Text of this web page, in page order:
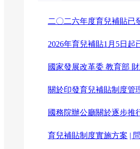
二〇二六年度育兒補貼已
2026年育兒補貼1月5日起
國家發展改革委 教育部
關於印發育兒補貼制度管
國務院辦公廳關於逐步推
育兒補貼制度實施方案 |